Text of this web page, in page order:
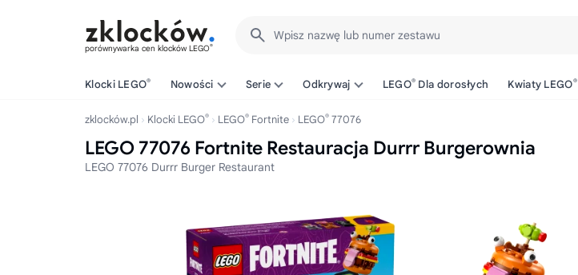
porównywarka cen klocków LEGO®
Wpisz nazwę lub numer zestawu
Klocki LEGO® Nowości Serie Odkrywaj LEGO® Dla dorosłych Kwiaty LEGO®
zklocków.pl Klocki LEGO® LEGO® Fortnite LEGO® 77076
LEGO 77076 Fortnite Restauracja Durrr Burgerownia
LEGO 77076 Durrr Burger Restaurant